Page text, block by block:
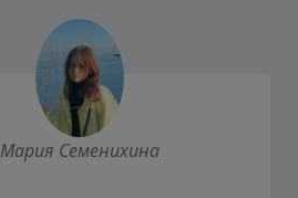
Мария Семенихина